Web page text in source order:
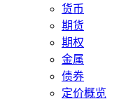
货币
期货
期权
金属
债券
定价概览